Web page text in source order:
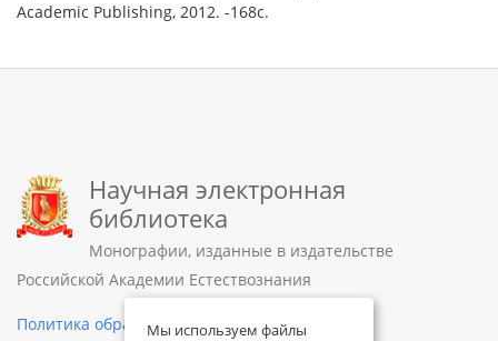
Academic Publishing, 2012. -168с.
Научная электронная
библиотека
Монографии, изданные в издательстве
Российской Академии Естествознания
Политика обработки персональных данных
Мы используем файлы